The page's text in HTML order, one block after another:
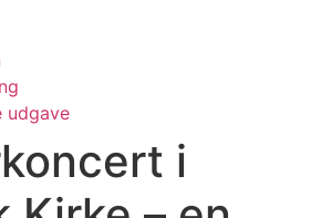
udgave
i